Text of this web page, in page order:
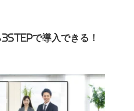
で導入できる！